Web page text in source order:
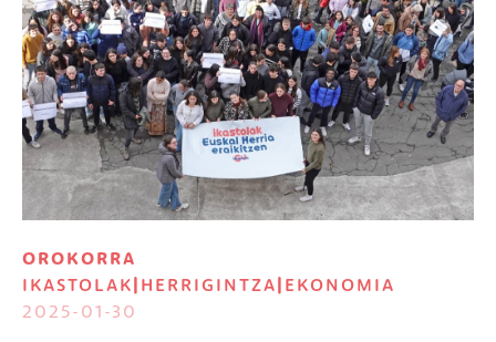
OROKORRA
IKASTOLAK
HERRIGINTZA
EKONOMIA
2025-01-30